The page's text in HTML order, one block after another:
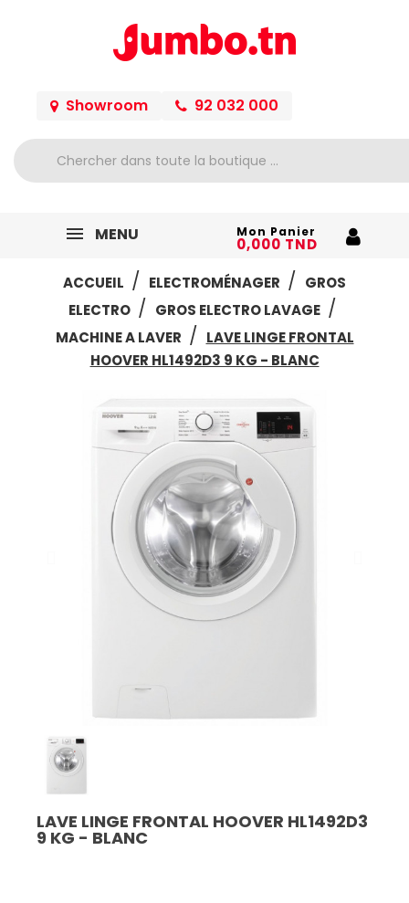
Showroom 92 032 000
MENU Mon Panier
0,000 TND
ACCUEIL
ELECTROMÉNAGER
GROS
ELECTRO
GROS ELECTRO LAVAGE
MACHINE A LAVER
LAVE LINGE FRONTAL
HOOVER HL1492D3 9 KG - BLANC
LAVE LINGE FRONTAL HOOVER HL1492D3
9 KG - BLANC